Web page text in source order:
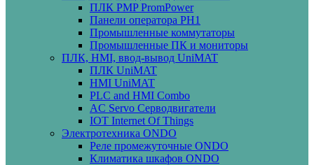
ПЛК PMP PromPower
Панели оператора PH1
Промышленные коммутаторы
Промышленные ПК и мониторы
ПЛК, HMI, ввод-вывод UniMAT
ПЛК UniMAT
HMI UniMAT
PLC and HMI Combo
AC Servo Серводвигатели
IOT Internet Of Things
Электротехника ONDO
Реле промежуточные ONDO
Климатика шкафов ONDO